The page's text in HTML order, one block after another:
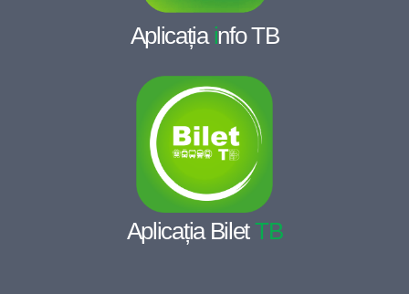
Aplicația info TB
Aplicația BiletTB